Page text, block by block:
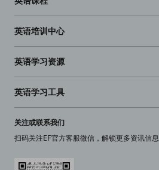
英语培训中心
英语学习资源
英语学习工具
关注或联系我们
扫码关注EF官方客服微信，解锁更多资讯信息